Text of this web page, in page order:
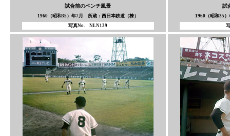
試合前のベンチ風景
1960（昭和35）年7月 所蔵：西日本鉄道（株）
写真No. NLN139
試
1960（昭和35